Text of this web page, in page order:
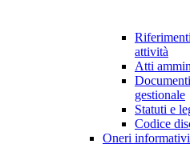
attività
Atti
gestionale
Statuti e
Codice
Oneri